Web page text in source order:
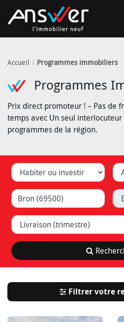
Accueil Programmes immobiliers
Programmes
Prix direct promoteur ! – Pas de
temps avec Un seul
programmes de la région.
Habiter ou investir
Ville (Lyon, Caluire, ...)
Livraison (trimestre)
Filtrer votre